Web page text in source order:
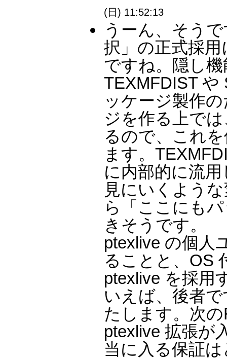
(日) 11:52:13
うーん、そう
択」の正式採
ですね。隠し
TEXMFDIST や
ッケージ製作
ジを作る上で
るので、これ
ます。
に内部的に流
見にいくよう
ら「ここにも
きそうです。
ptexlive の個人
ることと、OS
ptexlive を採用
いえば、後者
たします。次
ptexlive 拡張が
当に入る保証